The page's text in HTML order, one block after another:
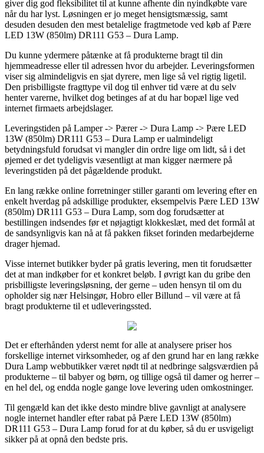
giver dig god fleksibilitet til at kunne afhente din nyindkøbte vare
når du har lyst. Løsningen er jo meget hensigtsmæssig, samt
desuden desuden den mest betalelige fragtmetode ved køb af Pære
LED 13W (850lm) DR111 G53 – Dura Lamp.
Du kunne ydermere påtænke at få produkterne bragt til din
hjemmeadresse eller til adressen hvor du arbejder. Leveringsformen
viser sig almindeligvis en sjat dyrere, men lige så vel rigtig ligetil.
Den prisbilligste fragttype vil dog til enhver tid være at du selv
henter varerne, hvilket dog betinges af at du har bopæl lige ved
internet firmaets arbejdslager.
Leveringstiden på Lamper -> Pærer -> Dura Lamp -> Pære LED
13W (850lm) DR111 G53 – Dura Lamp er ualmindeligt
betydningsfuld forudsat vi mangler din ordre lige om lidt, så i det
øjemed er det tydeligvis væsentligt at man kigger nærmere på
leveringstiden på det pågældende produkt.
En lang række online forretninger stiller garanti om levering efter en
enkelt hverdag på adskillige produkter, eksempelvis Pære LED 13W
(850lm) DR111 G53 – Dura Lamp, som dog forudsætter at
bestillingen indsendes før et nøjagtigt klokkeslæt, med det formål at
de sandsynligvis kan nå at få pakken fikset forinden medarbejderne
drager hjemad.
Visse internet butikker byder på gratis levering, men tit forudsætter
det at man indkøber for et konkret beløb. I øvrigt kan du gribe den
prisbilligste leveringsløsning, der gerne – uden hensyn til om du
opholder sig nær Helsingør, Hobro eller Billund – vil være at få
bragt produkterne til et udleveringssted.
Det er efterhånden yderst nemt for alle at analysere priser hos
forskellige internet virksomheder, og af den grund har en lang række
Dura Lamp webbutikker været nødt til at nedbringe salgsværdien på
produkterne – til babyer og børn, og tillige også til damer og herrer –
en hel del, og endda nogle gange love levering uden omkostninger.
Til gengæld kan det ikke desto mindre blive gavnligt at analysere
nogle internet handler efter rabat på Pære LED 13W (850lm)
DR111 G53 – Dura Lamp forud for at du køber, så du er usvigeligt
sikker på at opnå den bedste pris.